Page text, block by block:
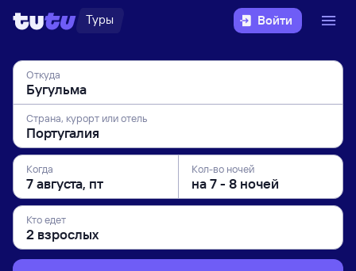
Туры Войти
Откуда
Страна, курорт или отель
Когда Кол-во ночей
Кто едет